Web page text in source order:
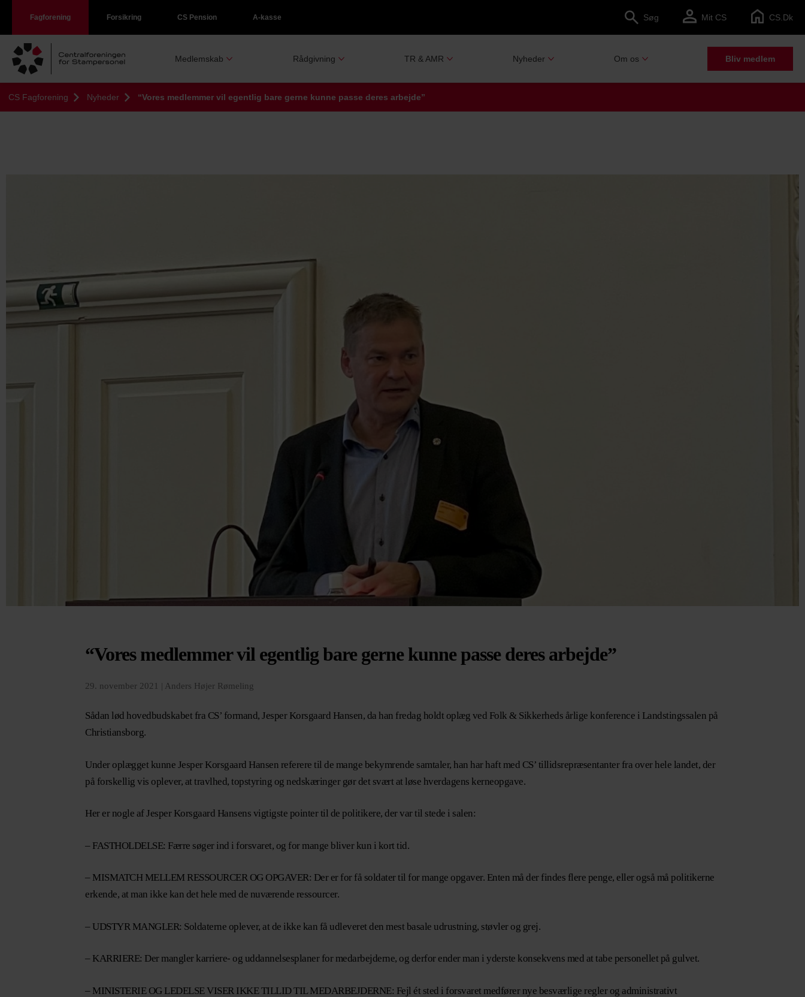
Fagforening Forsikring CS Pension A-kasse Søg Mit CS CS.dk
Medlemskab Rådgivning TR & AMR Nyheder Om os Bliv medlem
CS Fagforening Nyheder “Vores medlemmer vil egentlig bare gerne kunne passe deres arbejde”
“Vores medlemmer vil egentlig bare gerne kunne passe deres arbejde”
29. november 2021 | Anders Højer Rømeling
Sådan lød hovedbudskabet fra CS’ formand, Jesper Korsgaard Hansen, da han fredag holdt oplæg ved Folk & Sikkerheds årlige konference i Landstingssalen på
Christiansborg.
Under oplægget kunne Jesper Korsgaard Hansen referere til de mange bekymrende samtaler, han har haft med CS’ tillidsrepræsentanter fra over hele landet, der
på forskellig vis oplever, at travlhed, topstyring og nedskæringer gør det svært at løse hverdagens kerneopgave.
Her er nogle af Jesper Korsgaard Hansens vigtigste pointer til de politikere, der var til stede i salen:
– FASTHOLDELSE: Færre søger ind i forsvaret, og for mange bliver kun i kort tid.
– MISMATCH MELLEM RESSOURCER OG OPGAVER: Der er for få soldater til for mange opgaver. Enten må der findes flere penge, eller også må politikerne
erkende, at man ikke kan det hele med de nuværende ressourcer.
– UDSTYR MANGLER: Soldaterne oplever, at de ikke kan få udleveret den mest basale udrustning, støvler og grej.
– KARRIERE: Der mangler karriere- og uddannelsesplaner for medarbejderne, og derfor ender man i yderste konsekvens med at tabe personellet på gulvet.
– MINISTERIE OG LEDELSE VISER IKKE TILLID TIL MEDARBEJDERNE: Fejl ét sted i forsvaret medfører nye besværlige regler og administrativt